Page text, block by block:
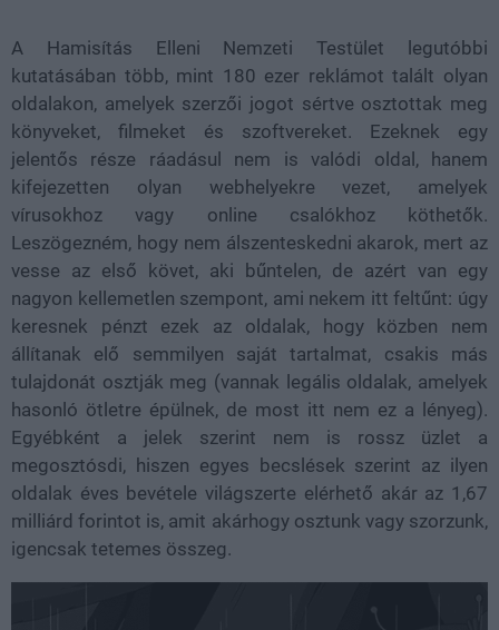
A Hamisítás Elleni Nemzeti Testület legutóbbi
kutatásában több, mint 180 ezer reklámot talált olyan
oldalakon, amelyek szerzői jogot sértve osztottak meg
könyveket, filmeket és szoftvereket. Ezeknek egy
jelentős része ráadásul nem is valódi oldal, hanem
kifejezetten olyan webhelyekre vezet, amelyek
vírusokhoz vagy online csalókhoz köthetők.
Leszögezném, hogy nem álszenteskedni akarok, mert az
vesse az első követ, aki bűntelen, de azért van egy
nagyon kellemetlen szempont, ami nekem itt feltűnt: úgy
keresnek pénzt ezek az oldalak, hogy közben nem
állítanak elő semmilyen saját tartalmat, csakis más
tulajdonát osztják meg (vannak legális oldalak, amelyek
hasonló ötletre épülnek, de most itt nem ez a lényeg).
Egyébként a jelek szerint nem is rossz üzlet a
megosztósdi, hiszen egyes becslések szerint az ilyen
oldalak éves bevétele világszerte elérhető akár az 1,67
milliárd forintot is, amit akárhogy osztunk vagy szorzunk,
igencsak tetemes összeg.